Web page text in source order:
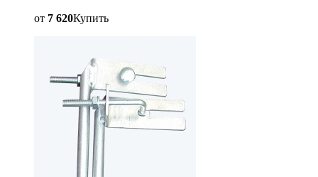
от 7 620Купить